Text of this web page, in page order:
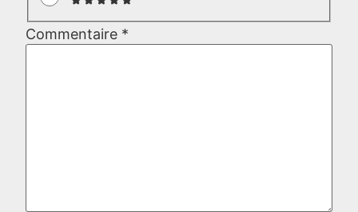
Commentaire *